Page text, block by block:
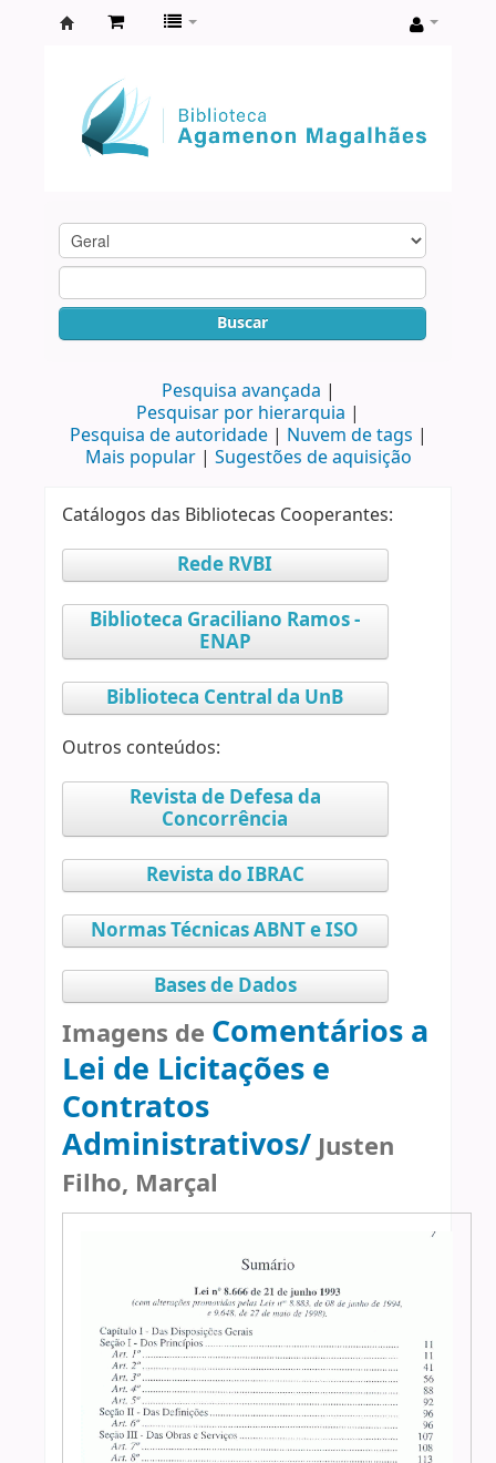
Agamenon
Magalhães
Buscar
Pesquisa avançada
Pesquisar por hierarquia
Pesquisa de autoridade
Nuvem de tags
Mais popular
Sugestões de aquisição
Catálogos das Bibliotecas Cooperantes:
Rede RVBI
Biblioteca Graciliano Ramos -
ENAP
Biblioteca Central da UnB
Outros conteúdos:
Revista de Defesa da
Concorrência
Revista do IBRAC
Normas Técnicas ABNT e ISO
Bases de Dados
Imagens de Comentários a
Lei de Licitações e
Contratos
Administrativos/ Justen
Filho, Marçal